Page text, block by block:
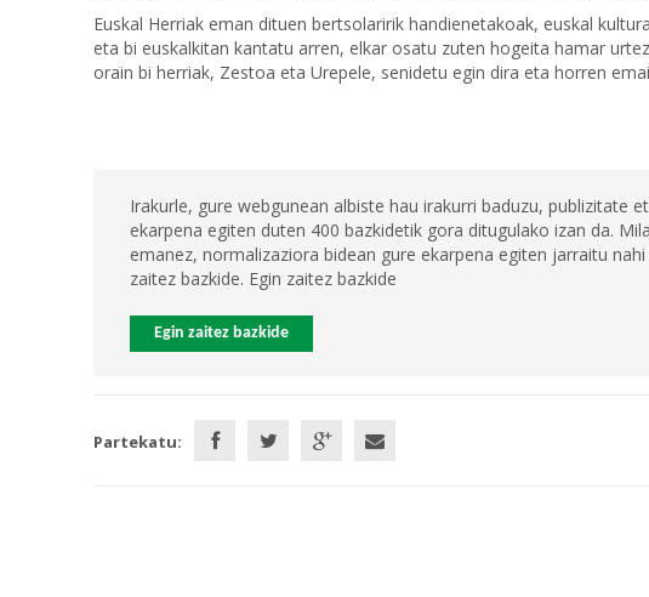
Euskal Herriak eman dituen bertsolaririk handienetakoak, euskal
eta bi euskalkitan kantatu arren, elkar osatu zuten hogeita hamar
orain bi herriak, Zestoa eta Urepele, senidetu egin dira eta horren
Irakurle, gure webgunean albiste hau irakurri baduzu, publizitate
ekarpena egiten duten 400 bazkidetik gora ditugulako izan da.
emanez, normalizaziora bidean gure ekarpena egiten jarraitu
zaitez bazkide. Egin zaitez bazkide
Egin zaitez bazkide
Partekatu: